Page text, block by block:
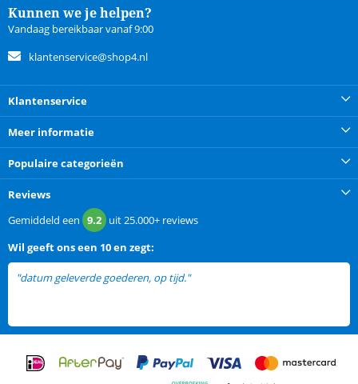
Kunnen we je helpen?
Vandaag bereikbaar vanaf 9:00
klantenservice@shop4.nl
Klantenservice
Meer informatie
Populaire categorieën
Reviews
Gemiddeld een 9.2 uit25.000+ reviews
Wil geeft ons een 10 en zegt:
"datum geleverde goederen, op tijd."